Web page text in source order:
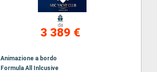
da
3 389 €
Animazione a bordo
Formula All Inlcusive